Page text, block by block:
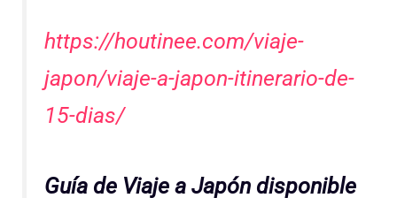
https://houtinee.com/viaje-
japon/viaje-a-japon-itinerario-de-
15-dias/
Guía de Viaje a Japón disponible